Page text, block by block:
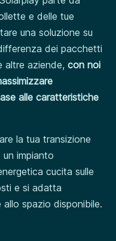
e delle tue
una soluzione su
dei pacchetti
altre aziende,con noi
alle caratteristiche
la tua transizione
impianto
cucita sulle
e si adatta
spazio disponibile.